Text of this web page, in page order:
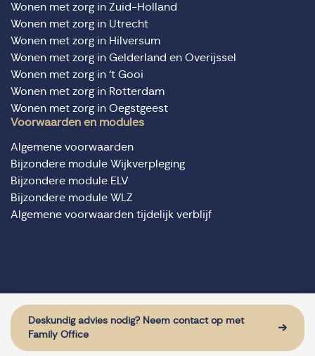
Deskundig advies nodig? Neem contact op met
Family Office
Wonen met zorg in Zuid-Holland
Wonen met zorg in Utrecht
Wonen met zorg in Hilversum
Wonen met zorg in Gelderland en Overijssel
Wonen met zorg in ‘t Gooi
Wonen met zorg in Rotterdam
Wonen met zorg in Oegstgeest
Voorwaarden en modules
Algemene voorwaarden
Bijzondere module Wijkverpleging
Bijzondere module ELV
Bijzondere module WLZ
Algemene voorwaarden tijdelijk verblijf
Website door: Sturdy Digital